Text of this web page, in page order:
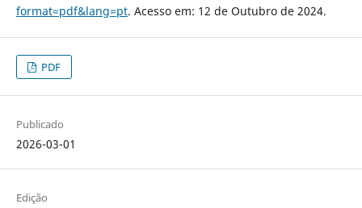
format=pdf&lang=pt. Acesso em: 12 de Outubro de 2024.
PDF
Publicado
2026-03-01
Edição